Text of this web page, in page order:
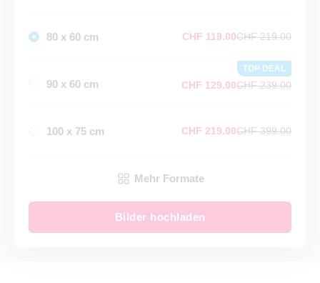
80 x 60 cm CHF 119.00CHF 219.00
TOP DEAL
90 x 60 cm CHF 129.00CHF 239.00
100 x 75 cm CHF 219.00CHF 399.00
Mehr Formate
Bilder hochladen